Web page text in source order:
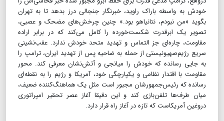
خودش به واسطه باراک راوید، خبرنگار جنجالی درز بدهد تا به تهران
بگوید «من نبودم، نتانیاهو بود.» چنین چرخش‌های مضحک و عصبی،
تصویر یک ابرقدرت شکست‌خورده را کامل می‌کند که در برابر اراده
مقاومت، چاره‌ای جز التماس و تهدید متحد خودش ندارد. عقب‌نشینی
سریع رژیم‌صهیونیستی از حمله به ضاحیه پس از تهدید ایران، ترامپ را
به جایی رسانده که خودش را میانجی و آتش‌نشان معرفی کند. محور
مقاومت با اقتدار نظامی و یکپارچگی خود، آمریکا و رژیم را به نقطه‌ای
رسانده که رئیس‌جمهورشان مجبور است مثل یک هماهنگ‌کننده ضعیف،
میان طرف‌ها تلفن‌بازی کند و این دقیقا آغاز عصر تحقیر امپراتوری
دروغین آمریکاست که تازه در آغاز راه قرار دارد.